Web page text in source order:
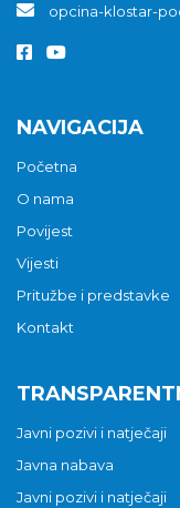
opcina-klostar-
NAVIGACIJA
Početna
O nama
Povijest
Vijesti
Pritužbe i predstavke
Kontakt
Javni pozivi i natječaji
Javna nabava
Javni pozivi i natječaji